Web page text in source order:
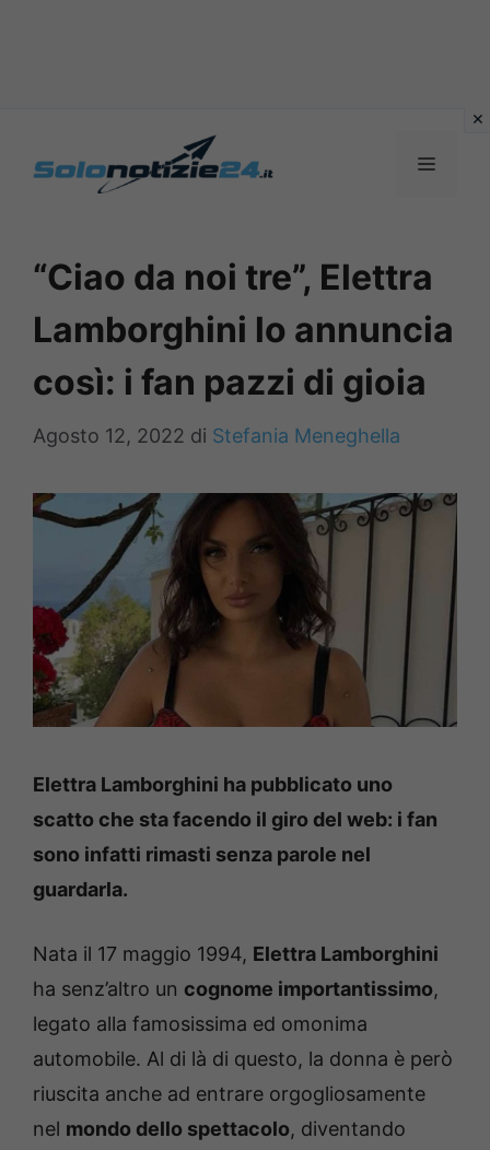
MENU
“Ciao da noi tre”, Elettra
Lamborghini lo annuncia
così: i fan pazzi di gioia
Agosto 12, 2022 di Stefania Meneghella
Elettra Lamborghini ha pubblicato uno
scatto che sta facendo il giro del web: i fan
sono infatti rimasti senza parole nel
guardarla.
Nata il 17 maggio 1994, Elettra Lamborghini
ha senz’altro un cognome importantissimo,
legato alla famosissima ed omonima
automobile. Al di là di questo, la donna è però
riuscita anche ad entrare orgogliosamente
nel mondo dello spettacolo, diventando